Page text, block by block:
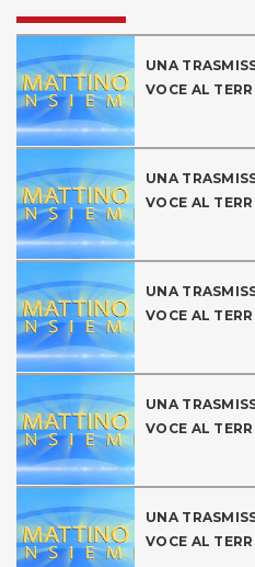
UNA
VOCE AL
UNA
VOCE AL
UNA
VOCE AL
UNA
VOCE AL
UNA
VOCE AL